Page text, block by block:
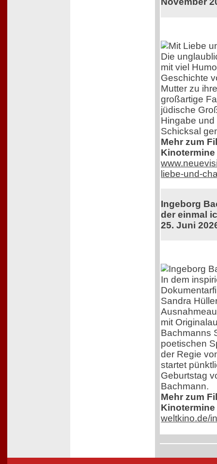
Die
mit viel
Geschichte
Mutter zu
großartige
jüdische
Hingabe
Schicksal
Mehr zum
liebe-und-
Ingeborg
der einmal
25. Juni
In dem
Sandra
mit
Bachmanns
poetischen
der Regie
startet
Geburtstag
Bachmann.
Mehr zum
weltkino.de/